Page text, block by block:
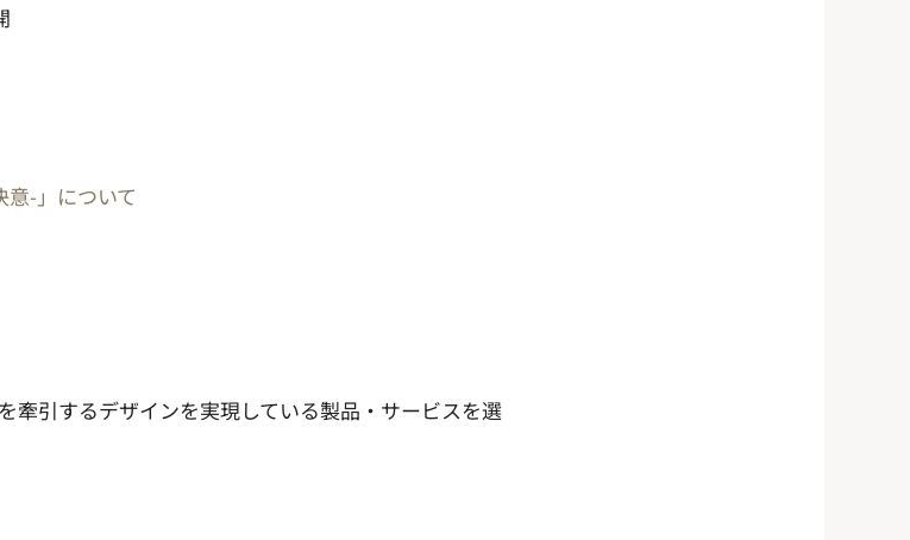
意-」について
牽引するデザインを実現している製品・サービスを選